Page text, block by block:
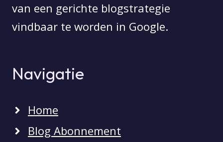
van een gerichte blogstrategie
vindbaar te worden in Google.
Navigatie
Home
Blog Abonnement